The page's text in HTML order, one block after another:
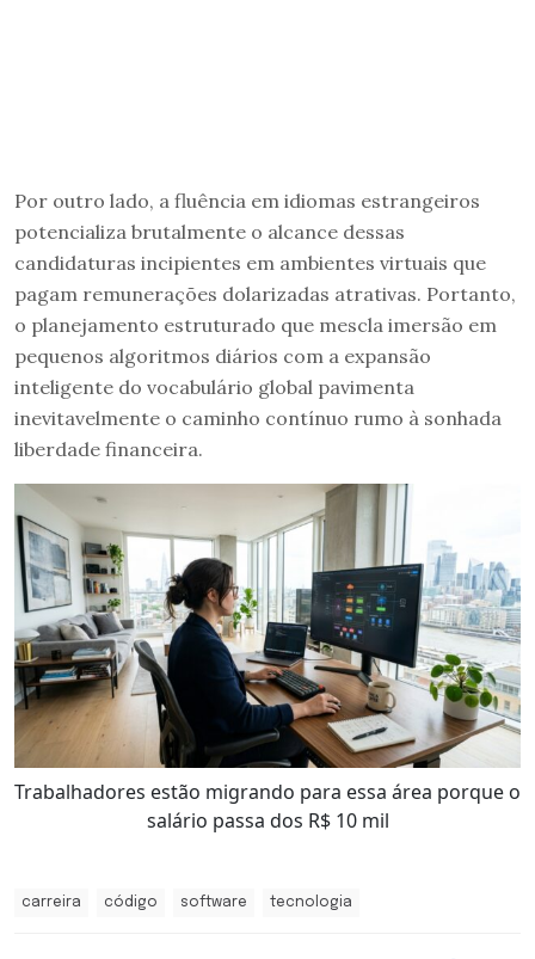
Por outro lado, a fluência em idiomas estrangeiros
potencializa brutalmente o alcance dessas
candidaturas incipientes em ambientes virtuais que
pagam remunerações dolarizadas atrativas. Portanto,
o planejamento estruturado que mescla imersão em
pequenos algoritmos diários com a expansão
inteligente do vocabulário global pavimenta
inevitavelmente o caminho contínuo rumo à sonhada
liberdade financeira.
Trabalhadores estão migrando para essa área porque o
salário passa dos R$ 10 mil
carreira código software tecnologia